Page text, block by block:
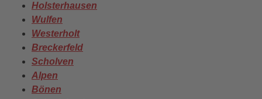
Holsterhausen
Wulfen
Westerholt
Breckerfeld
Scholven
Alpen
Bönen